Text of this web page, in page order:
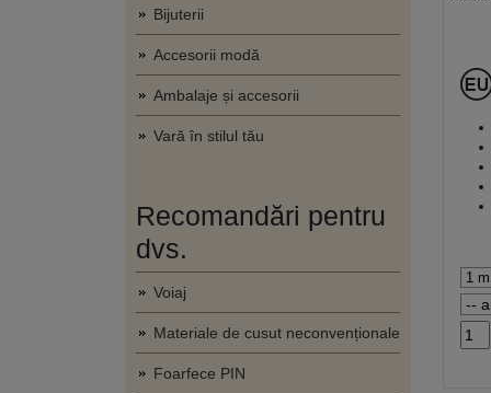
Bijuterii
Accesorii modă
Ambalaje și accesorii
Vară în stilul tău
Recomandări pentru
dvs.
Voiaj
Materiale de cusut neconvenționale
Foarfece PIN